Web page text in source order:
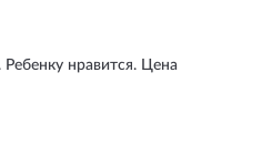
нравится. Цена